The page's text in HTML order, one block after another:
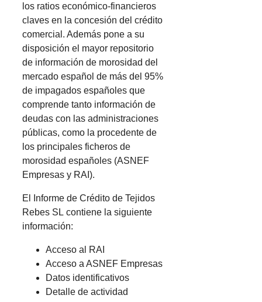
los ratios económico-financieros
claves en la concesión del crédito
comercial. Además pone a su
disposición el mayor repositorio
de información de morosidad del
mercado español de más del 95%
de impagados españoles que
comprende tanto información de
deudas con las administraciones
públicas, como la procedente de
los principales ficheros de
morosidad españoles (ASNEF
Empresas y RAI).
El Informe de Crédito de Tejidos
Rebes SL contiene la siguiente
información:
Acceso al RAI
Acceso a ASNEF Empresas
Datos identificativos
Detalle de actividad